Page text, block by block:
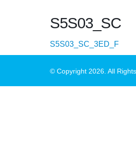
S5S03_SC
S5S03_SC_3ED_F
© Copyright 2026. All